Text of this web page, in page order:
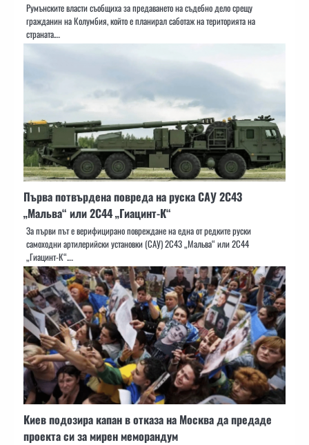
Румънските власти съобщиха за предаването на съдебно дело срещу
гражданин на Колумбия, който е планирал саботаж на територията на
страната.…
Първа потвърдена повреда на руска САУ 2С43
„Мальва“ или 2С44 „Гиацинт-К“
За първи път е верифицирано повреждане на една от редките руски
самоходни артилерийски установки (САУ) 2С43 „Мальва“ или 2С44
„Гиацинт-К“.…
Киев подозира капан в отказа на Москва да предаде
проекта си за мирен меморандум